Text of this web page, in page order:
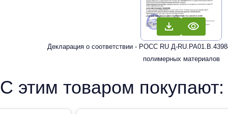
Декларация о соответствии - РОСС RU Д-
полимерных материалов
С этим товаром покупают: